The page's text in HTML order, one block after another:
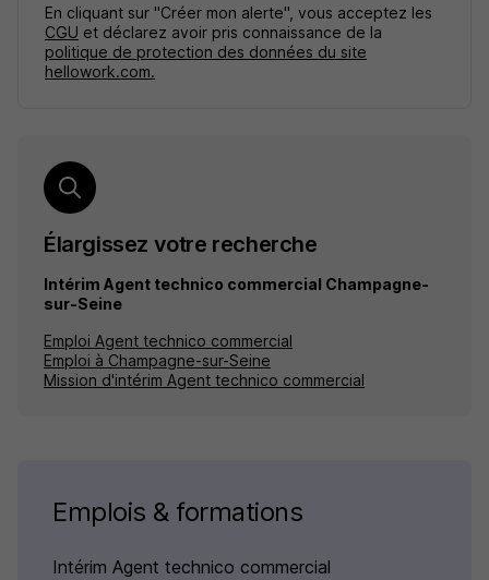
En cliquant sur "Créer mon alerte", vous acceptez les
CGU et déclarez avoir pris connaissance de la
politique de protection des données du site
hellowork.com.
Élargissez votre recherche
Intérim Agent technico commercial Champagne-
sur-Seine
Emploi Agent technico commercial
Emploi à Champagne-sur-Seine
Mission d'intérim Agent technico commercial
Emplois & formations
Intérim Agent technico commercial